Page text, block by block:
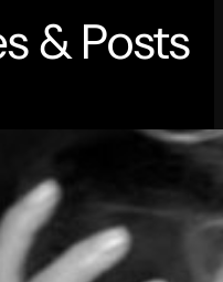
& Posts